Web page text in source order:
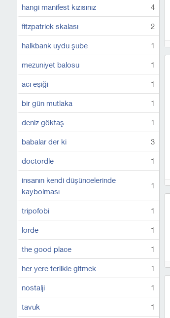
hangi manifest kızısınız 4
fitzpatrick skalası 2
halkbank uydu şube 1
mezuniyet balosu 1
acı eşiği 1
bir gün mutlaka 1
deniz göktaş 1
babalar der ki 3
doctordle 1
insanın kendi düşüncelerinde
kaybolması
1
tripofobi 1
lorde 1
the good place 1
her yere terlikle gitmek 1
nostalji 1
tavuk 1